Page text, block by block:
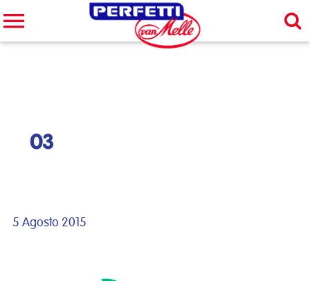
Cerca nel sito
03
5 Agosto 2015